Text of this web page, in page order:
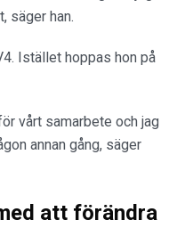
säger han.
Istället hoppas hon på
vårt samarbete och jag
annan gång, säger
att förändra